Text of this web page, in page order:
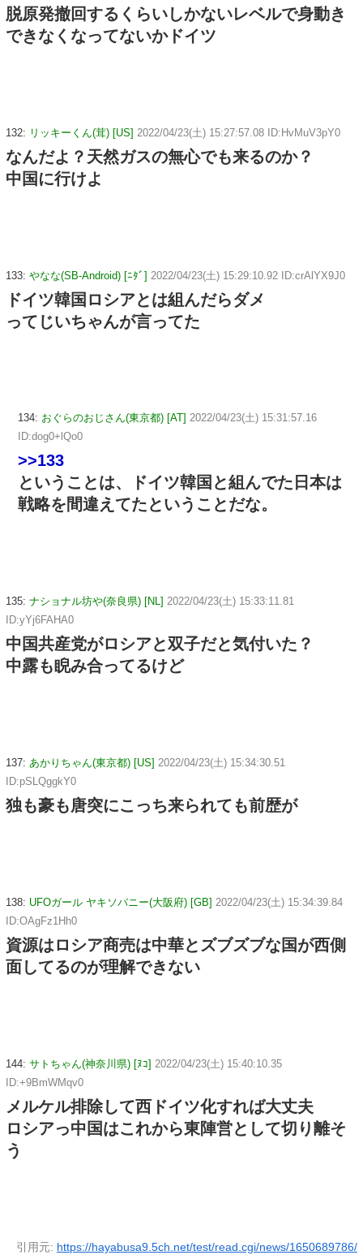
脱原発撤回するくらいしかないレベルで身動き
できなくなってないかドイツ
132: リッキーくん(茸) [US] 2022/04/23(土) 15:27:57.08 ID:HvMuV3pY0
なんだよ？天然ガスの無心でも来るのか？
中国に行けよ
133: やなな(SB-Android) [ﾆﾀﾞ] 2022/04/23(土) 15:29:10.92 ID:crAlYX9J0
ドイツ韓国ロシアとは組んだらダメ
ってじいちゃんが言ってた
134: おぐらのおじさん(東京都) [AT] 2022/04/23(土) 15:31:57.16
ID:dog0+lQo0
>>133
ということは、ドイツ韓国と組んでた日本は
戦略を間違えてたということだな。
135: ナショナル坊や(奈良県) [NL] 2022/04/23(土) 15:33:11.81
ID:yYj6FAHA0
中国共産党がロシアと双子だと気付いた？
中露も睨み合ってるけど
137: あかりちゃん(東京都) [US] 2022/04/23(土) 15:34:30.51
ID:pSLQggkY0
独も豪も唐突にこっち来られても前歴が
138: UFOガール ヤキソバニー(大阪府) [GB] 2022/04/23(土) 15:34:39.84
ID:OAgFz1Hh0
資源はロシア商売は中華とズブズブな国が西側
面してるのが理解できない
144: サトちゃん(神奈川県) [ﾇｺ] 2022/04/23(土) 15:40:10.35
ID:+9BmWMqv0
メルケル排除して西ドイツ化すれば大丈夫
ロシアっ中国はこれから東陣営として切り離そ
う
引用元: https://hayabusa9.5ch.net/test/read.cgi/news/1650689786/